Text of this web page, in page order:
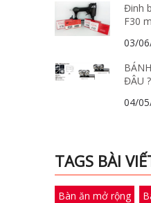
Đinh
F30
03/
ĐÂU ?
04/
TAGS BÀI
Bàn ăn mở rộng